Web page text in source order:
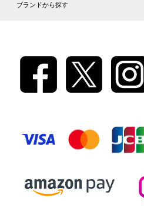
ブランドから探す